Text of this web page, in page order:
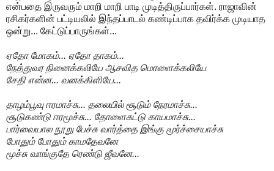
என்பதை இருவரும் மாறி மாறி பாடி முடித்திருப்பார்கள். ராஜாவின்
ரசிகர்களின் பட்டியலில் இந்தப்பாடல் கண்டிப்பாக தவிர்க்க முடியாத
ஒன்று... கேட்டுப்பாருங்கள்...
ஏதோ மோகம்... ஏதோ தாகம்...
நேத்துவர நினைக்கலியே ஆசவித மொளைக்கலியே
சேதி என்ன... வனக்கிளியே...
தாழம்பூவு ஈரமாச்சு... தலையில் சூடும் நேரமாச்சு...
சூடுகண்டு ஈரமூச்சு... தோளைசுட்டு காயமாச்சு...
பார்வையால நூறு பேச்சு வார்த்தை இங்கு மூர்ச்சையாச்சு
போதும் போதும் காமதேவனே
மூச்சு வாங்குதே ரெண்டு ஜீவனே...